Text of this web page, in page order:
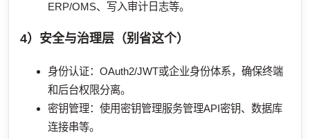
ERP/OMS、写入审计日志等。
4）安全与治理层（别省这个）
身份认证：OAuth2/JWT或企业身份体系，确保终端
和后台权限分离。
密钥管理：使用密钥管理服务管理API密钥、数据库
连接串等。